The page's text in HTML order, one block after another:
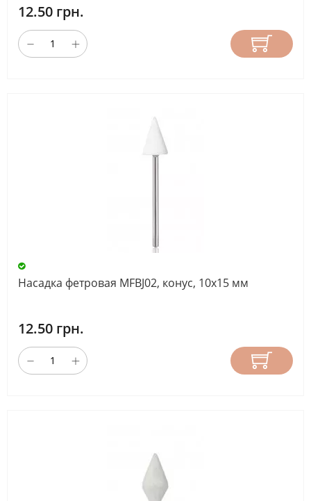
12.50 грн.
Насадка фетровая MFBJ02, конус, 10х15 мм
12.50 грн.